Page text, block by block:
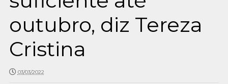
outubro, diz Tereza
Cristina
03/03/2022